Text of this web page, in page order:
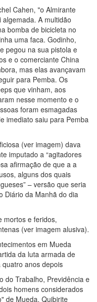
Cahen, "o Almirante
A multidão
bomba de bicicleta no
uma faca. Godinho,
pegou na sua pistola e
e o comerciante China
mas elas avançavam
para Pemba. Os
que vinham, aos
nesse momento e o
foram esmagadas
imediato saiu para Pemba
(ver imagem) dava
imputado a “agitadores
afirmação de que a a
alguns dos quais
– versão que seria
Diário da Manhã do dia
mortos e feridos,
(ver imagem alusiva).
em Mueda
da luta armada de
anos depois
do Trabalho, Previdência e
homens considerados
de Mueda, Quibirite